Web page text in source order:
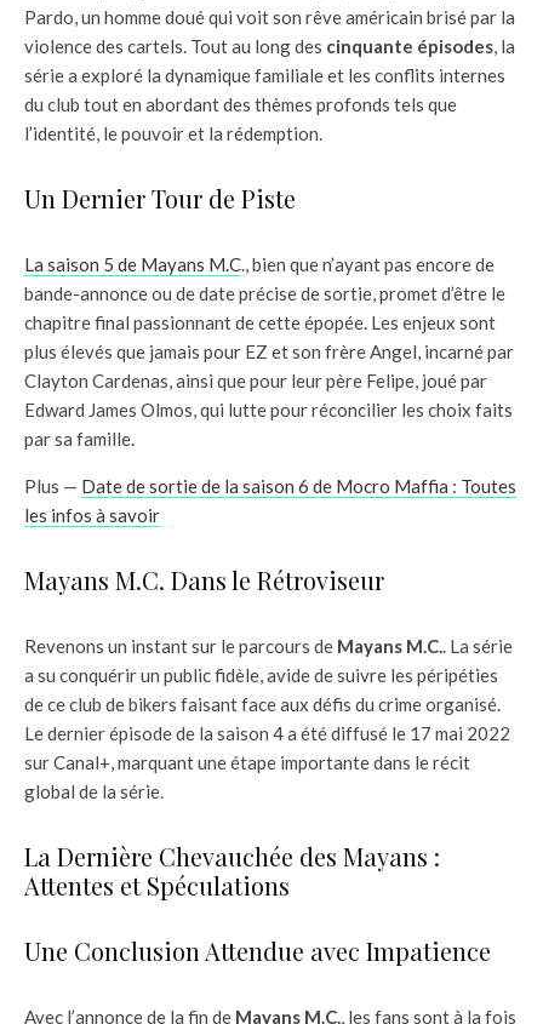
Pardo, un homme doué qui voit son rêve américain brisé par la
violence des cartels. Tout au long des cinquante épisodes, la
série a exploré la dynamique familiale et les conflits internes
du club tout en abordant des thèmes profonds tels que
l’identité, le pouvoir et la rédemption.
Un Dernier Tour de Piste
La saison 5 de Mayans M.C., bien que n’ayant pas encore de
bande-annonce ou de date précise de sortie, promet d’être le
chapitre final passionnant de cette épopée. Les enjeux sont
plus élevés que jamais pour EZ et son frère Angel, incarné par
Clayton Cardenas, ainsi que pour leur père Felipe, joué par
Edward James Olmos, qui lutte pour réconcilier les choix faits
par sa famille.
Plus — Date de sortie de la saison 6 de Mocro Maffia : Toutes
les infos à savoir
Mayans M.C. Dans le Rétroviseur
Revenons un instant sur le parcours de Mayans M.C.. La série
a su conquérir un public fidèle, avide de suivre les péripéties
de ce club de bikers faisant face aux défis du crime organisé.
Le dernier épisode de la saison 4 a été diffusé le 17 mai 2022
sur Canal+, marquant une étape importante dans le récit
global de la série.
La Dernière Chevauchée des Mayans :
Attentes et Spéculations
Une Conclusion Attendue avec Impatience
Avec l’annonce de la fin de Mayans M.C., les fans sont à la fois